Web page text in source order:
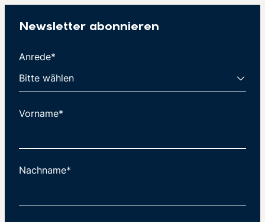
Newsletter abonnieren
Anrede*
Vorname*
Nachname*